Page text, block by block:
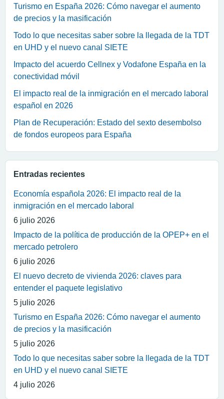
Turismo en España 2026: Cómo navegar el aumento
de precios y la masificación
Todo lo que necesitas saber sobre la llegada de la TDT
en UHD y el nuevo canal SIETE
Impacto del acuerdo Cellnex y Vodafone España en la
conectividad móvil
El impacto real de la inmigración en el mercado laboral
español en 2026
Plan de Recuperación: Estado del sexto desembolso
de fondos europeos para España
Entradas recientes
Economía española 2026: El impacto real de la
inmigración en el mercado laboral
6 julio 2026
Impacto de la política de producción de la OPEP+ en el
mercado petrolero
6 julio 2026
El nuevo decreto de vivienda 2026: claves para
entender el paquete legislativo
5 julio 2026
Turismo en España 2026: Cómo navegar el aumento
de precios y la masificación
5 julio 2026
Todo lo que necesitas saber sobre la llegada de la TDT
en UHD y el nuevo canal SIETE
4 julio 2026